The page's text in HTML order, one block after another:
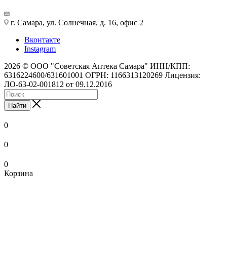
г. Самара, ул. Солнечная, д. 16, офис 2
Вконтакте
Instagram
2026 © ООО "Советская Аптека Самара" ИНН/КПП:
6316224600/631601001 ОГРН: 1166313120269 Лицензия:
ЛО-63-02-001812 от 09.12.2016
Найти
0
0
0
Корзина